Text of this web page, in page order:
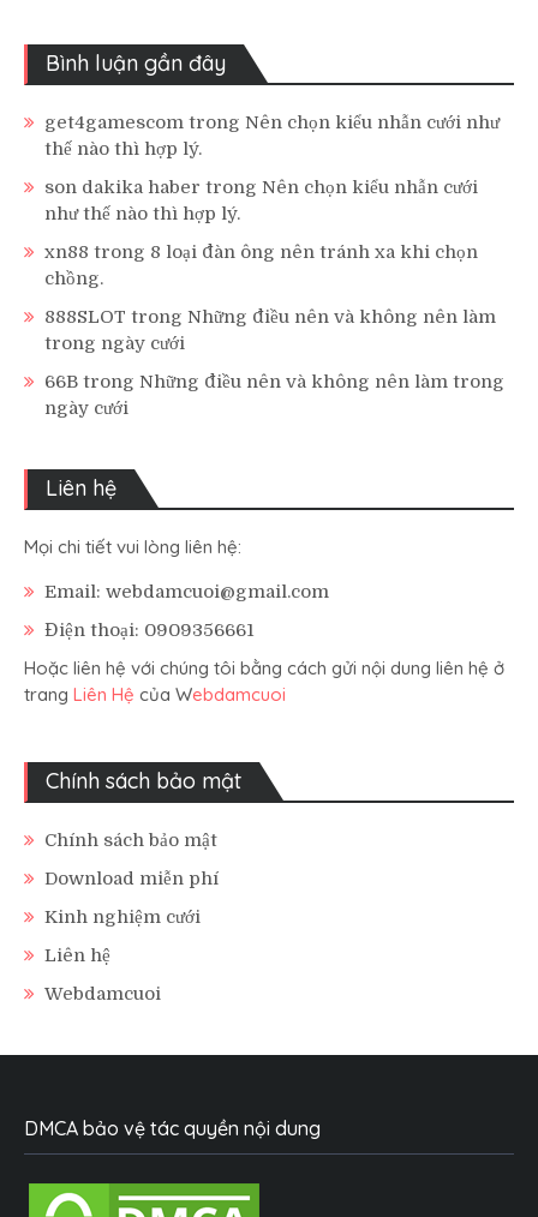
Bình luận gần đây
get4gamescom trong Nên chọn kiểu nhẫn cưới như
thế nào thì hợp lý.
son dakika haber trong Nên chọn kiểu nhẫn cưới
như thế nào thì hợp lý.
xn88 trong 8 loại đàn ông nên tránh xa khi chọn
chồng.
888SLOT trong Những điều nên và không nên làm
trong ngày cưới
66B trong Những điều nên và không nên làm trong
ngày cưới
Liên hệ
Mọi chi tiết vui lòng liên hệ:
Email: webdamcuoi@gmail.com
Điện thoại: 0909356661
Hoặc liên hệ với chúng tôi bằng cách gửi nội dung liên hệ ở
trang Liên Hệ của Webdamcuoi
Chính sách bảo mật
Chính sách bảo mật
Download miễn phí
Kinh nghiệm cưới
Liên hệ
Webdamcuoi
DMCA bảo vệ tác quyền nội dung